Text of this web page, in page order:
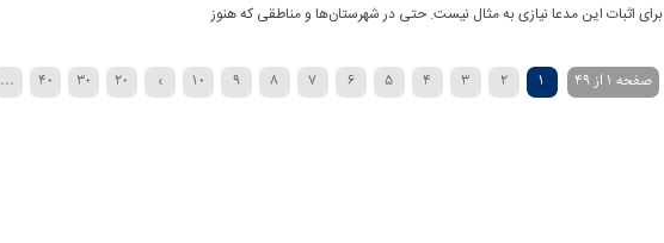
برای اثبات این مدعا نیازی به مثال نیست. حتی در شهرستان‌ها و مناطقی که هنوز
صفحه 1 از 49 1
2
3
4
5
6
7
8
9
10
›
20
30
40
...